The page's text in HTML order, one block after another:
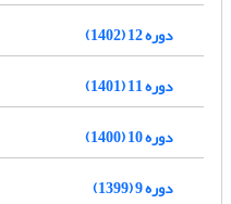
دوره 12 (1402)
دوره 11 (1401)
دوره 10 (1400)
دوره 9 (1399)